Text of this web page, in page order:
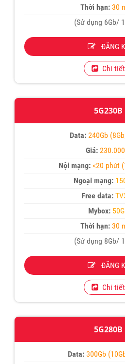
Thời hạn:30
(Sử dụng 6Gb/
ĐĂNG
Chi tiết
5G230B
Data: 240Gb
Giá:
Nội mạng: <20 phút
Ngoại mạng:
Free data:
Mybox:
Thời hạn:30
(Sử dụng 8Gb/
ĐĂNG
Chi tiết
5G280B
Data: 300Gb